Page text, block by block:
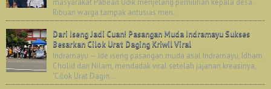
Ribuan warga tampak antusias men...
Dari Iseng Jadi Cuan! Pasangan Muda Indramayu Sukses
Besarkan Cilok Urat Daging Kriwil Viral
Indramayu — Ide iseng pasangan muda asal Indramayu, Idham
Cholid dan Nilam, mendadak viral setelah jajanan kreasinya,
"Cilok Urat Dagin...